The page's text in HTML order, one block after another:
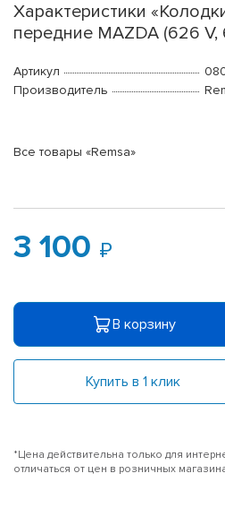
Характеристики
передние MAZDA (626 V,
Артикул
Производитель
Все товары «Remsa»
3 100
В корзину
Купить в 1 клик
*Цена действительна только для
отличаться от цен в розничных